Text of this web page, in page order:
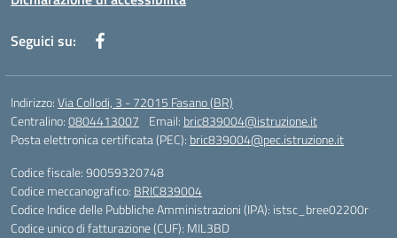
Seguici su:
Indirizzo:Via Collodi, 3 - 72015 Fasano (BR)
Centralino:0804413007 Email: bric839004@istruzione.it
Posta elettronica certificata (PEC): bric839004@pec.istruzione.it
Codice fiscale: 90059320748
Codice meccanografico: BRIC839004
Codice Indice delle Pubbliche Amministrazioni (IPA): istsc_bree02200r
Codice unico di fatturazione (CUF): MIL3BD